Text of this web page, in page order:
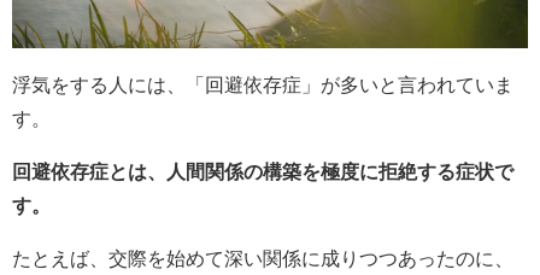
浮気をする人には、「回避依存症」が多いと言われていま
す。
回避依存症とは、人間関係の構築を極度に拒絶する症状で
す。
たとえば、交際を始めて深い関係に成りつつあったのに、